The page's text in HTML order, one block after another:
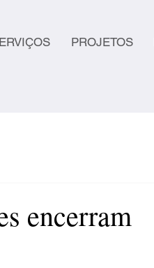
PROJETOS
encerram